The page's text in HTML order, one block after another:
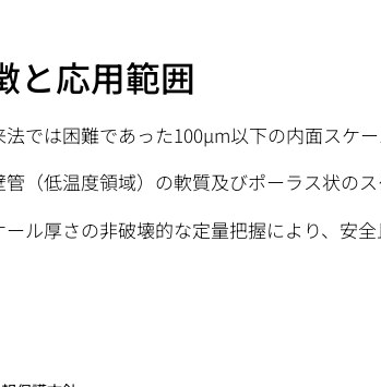
と応用範囲
法では困難であった100µm以下の内面スケ
管（低温度領域）の軟質及びポーラス状の
ール厚さの非破壊的な定量把握により、安